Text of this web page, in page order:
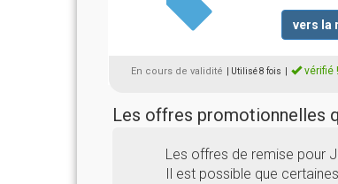
vers la
En cours de validité | Utilisé 8 fois vérifié !
Les offres promotionnelles
Les offres de remise pour
Il est possible que